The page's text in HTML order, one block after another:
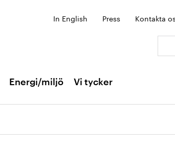
In English Press Kontakta
Energi/miljö Vi tycker